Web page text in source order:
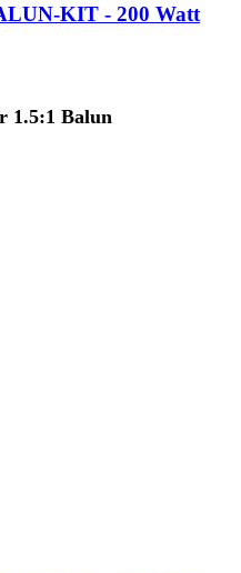
KIT - 200 Watt
1.5:1 Balun